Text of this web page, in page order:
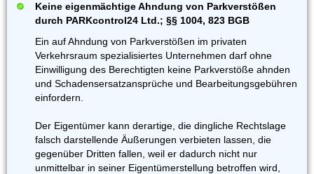
Keine eigenmächtige Ahndung von Parkverstößen
durch PARKcontrol24 Ltd.; §§ 1004, 823 BGB
Ein auf Ahndung von Parkverstößen im privaten
Verkehrsraum spezialisiertes Unternehmen darf ohne
Einwilligung des Berechtigten keine Parkverstöße ahnden
und Schadensersatzansprüche und Bearbeitungsgebühren
einfordern.
Der Eigentümer kann derartige, die dingliche Rechtslage
falsch darstellende Äußerungen verbieten lassen, die
gegenüber Dritten fallen, weil er dadurch nicht nur
unmittelbar in seiner Eigentümerstellung betroffen wird,